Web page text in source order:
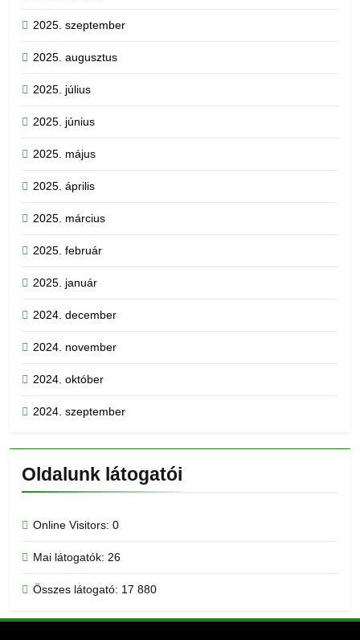
2025. szeptember
2025. augusztus
2025. július
2025. június
2025. május
2025. április
2025. március
2025. február
2025. január
2024. december
2024. november
2024. október
2024. szeptember
Oldalunk látogatói
Online Visitors: 0
Mai látogatók: 26
Összes látogató: 17 880